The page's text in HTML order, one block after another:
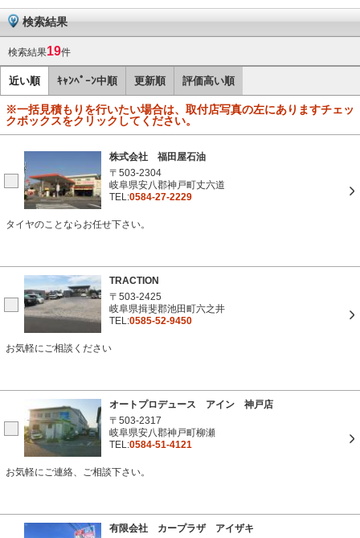
検索結果
検索結果19件
近い順 ｷｬﾝﾍﾟｰﾝ中順 更新順 評価高い順
※一括見積もりを行いたい場合は、取付店写真の左にありますチェッ
クボックスをクリックしてください。
株式会社 福田屋石油
〒503-2304
岐阜県安八郡神戸町丈六道
TEL:0584-27-2229
タイヤのことならお任せ下さい。
TRACTION
〒503-2425
岐阜県揖斐郡池田町六之井
TEL:0585-52-9450
お気軽にご相談ください
オートプロデュース アイン 神戸店
〒503-2317
岐阜県安八郡神戸町柳瀬
TEL:0584-51-4121
お気軽にご連絡、ご相談下さい。
有限会社 カープラザ アイザキ